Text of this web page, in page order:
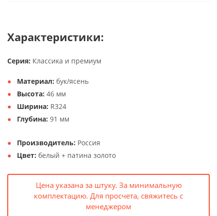
Характеристики:
Серия: Классика и премиум
Материал: бук/ясень
Высота: 46 мм
Ширина: R324
Глубина: 91 мм
Производитель: Россия
Цвет: белый + патина золото
Цена указана за штуку. За минимальную
комплектацию. Для просчета, свяжитесь с
менеджером